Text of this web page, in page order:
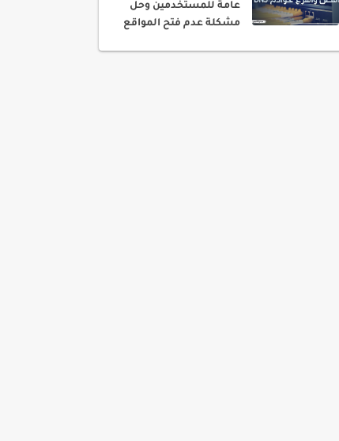
عامة للمستخدمين وحل
مشكلة عدم فتح المواقع